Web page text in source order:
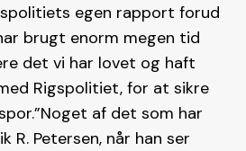
egen rapport forud
brugt enorm megen tid
det vi har lovet og haft
Rigspolitiet, for at sikre
af det som har
R. Petersen, når han ser